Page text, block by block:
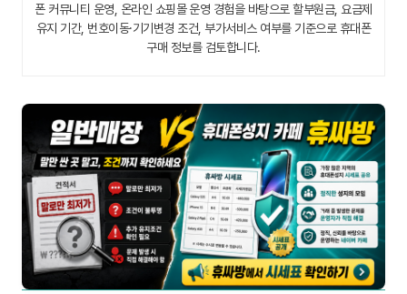
폰 커뮤니티 운영, 온라인 쇼핑몰 운영 경험을 바탕으로 할부원금, 요금제
유지 기간, 번호이동·기기변경 조건, 부가서비스 여부를 기준으로 휴대폰
구매 정보를 검토합니다.